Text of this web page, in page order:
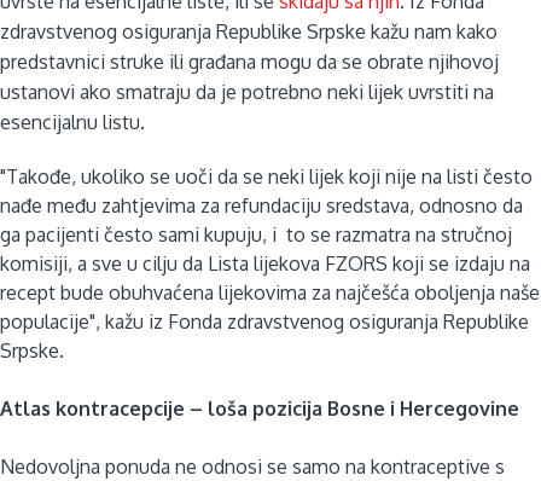
zdravstvenog osiguranja Republike Srpske kažu nam kako
predstavnici struke ili građana mogu da se obrate njihovoj
ustanovi ako smatraju da je potrebno neki lijek uvrstiti na
esencijalnu listu.
"Takođe, ukoliko se uoči da se neki lijek koji nije na listi često
nađe među zahtjevima za refundaciju sredstava, odnosno da
ga pacijenti često sami kupuju, i to se razmatra na stručnoj
komisiji, a sve u cilju da Lista lijekova FZORS koji se izdaju na
recept bude obuhvaćena lijekovima za najčešća oboljenja naše
populacije", kažu iz Fonda zdravstvenog osiguranja Republike
Srpske.
Atlas kontracepcije – loša pozicija Bosne i Hercegovine
Nedovoljna ponuda ne odnosi se samo na kontraceptive s